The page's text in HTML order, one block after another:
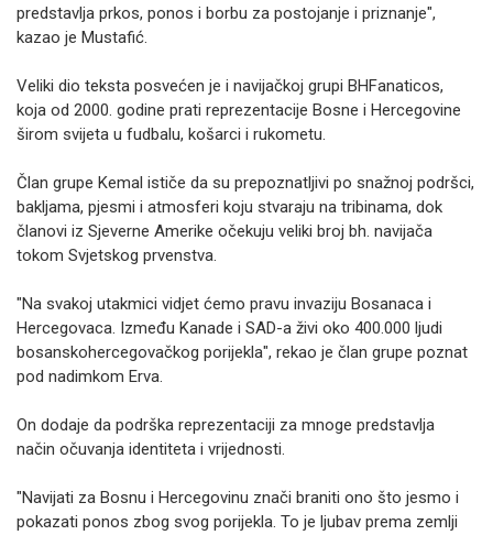
predstavlja prkos, ponos i borbu za postojanje i priznanje",
kazao je Mustafić.
Veliki dio teksta posvećen je i navijačkoj grupi BHFanaticos,
koja od 2000. godine prati reprezentacije Bosne i Hercegovine
širom svijeta u fudbalu, košarci i rukometu.
Član grupe Kemal ističe da su prepoznatljivi po snažnoj podršci,
bakljama, pjesmi i atmosferi koju stvaraju na tribinama, dok
članovi iz Sjeverne Amerike očekuju veliki broj bh. navijača
tokom Svjetskog prvenstva.
"Na svakoj utakmici vidjet ćemo pravu invaziju Bosanaca i
Hercegovaca. Između Kanade i SAD-a živi oko 400.000 ljudi
bosanskohercegovačkog porijekla", rekao je član grupe poznat
pod nadimkom Erva.
On dodaje da podrška reprezentaciji za mnoge predstavlja
način očuvanja identiteta i vrijednosti.
"Navijati za Bosnu i Hercegovinu znači braniti ono što jesmo i
pokazati ponos zbog svog porijekla. To je ljubav prema zemlji